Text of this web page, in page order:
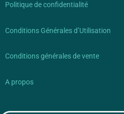
Politique de confidentialité
Conditions Générales d’Utilisation
Conditions générales de vente
A propos